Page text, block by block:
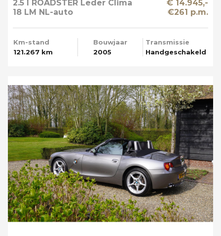
2.5 I ROADSTER Leder Clima
18 LM NL-auto
€ 14.945,-
€261 p.m.
Km-stand
121.267 km
Bouwjaar
2005
Transmissie
Handgeschakeld